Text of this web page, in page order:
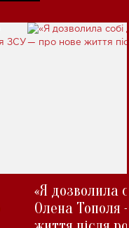
«Я дозволила
Олена Тополя